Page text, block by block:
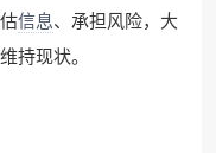
信息、承担风险，大
现状。